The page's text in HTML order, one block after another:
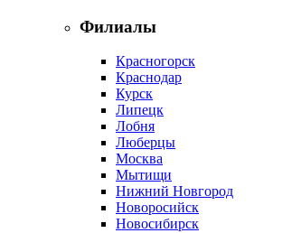
Филиалы
Красногорск
Краснодар
Курск
Липецк
Лобня
Люберцы
Москва
Мытищи
Нижний Новгород
Новоросийск
Новосибирск